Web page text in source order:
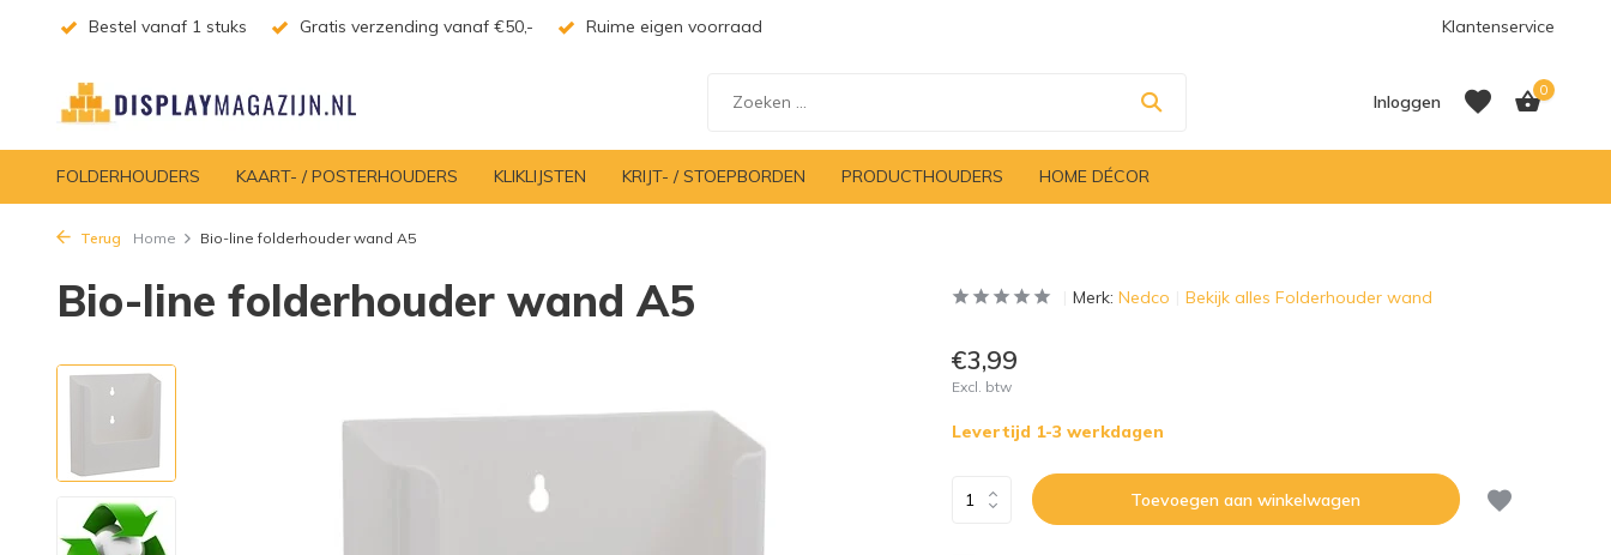
Bestel vanaf 1 stuks Gratis verzending vanaf €50,- Ruime eigen voorraad Klantenservice
Inloggen
0
FOLDERHOUDERS KAART- / POSTERHOUDERS KLIKLIJSTEN KRIJT- / STOEPBORDEN PRODUCTHOUDERS HOME DÉCOR
Terug Home Bio-line folderhouder wand A5
Bio-line folderhouder wand A5 Merk: Nedco Bekijk alles Folderhouder wand
€3,99
Excl. btw
Levertijd 1-3 werkdagen
Toevoegen aan winkelwagen